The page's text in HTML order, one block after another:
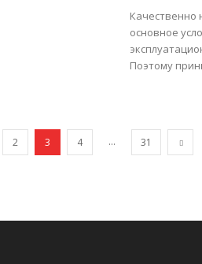
Качественно
основное
Поэтому
2 3 4 ... 31